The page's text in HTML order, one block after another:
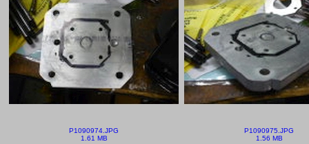
P1090974.JPG
1.61 MB
P1090975.JPG
1.56 MB